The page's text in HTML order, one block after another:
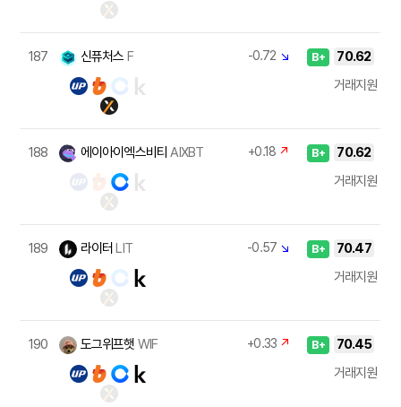
187 신퓨처스 F -0.72 ↘ B+
70.62
거래지원
188 에이아이엑스비티AIXBT +0.18 ↗ B+
70.62
거래지원
189 라이터LIT -0.57 ↘ B+
70.47
거래지원
190 도그위프햇 WIF +0.33 ↗ B+
70.45
거래지원